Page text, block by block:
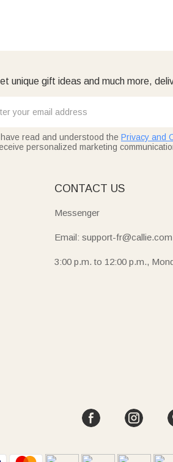
unique gift ideas and much more,
read and understood the Privacy and
personalized marketing
CONTACT US
Messenger
Email: support-fr@callie.com
3:00 p.m. to 12:00 p.m.,